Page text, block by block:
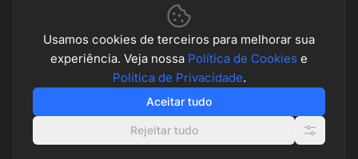
© 2026 Math & Magic. Todos os direitos reservados
Política de PrivacidadeTermos de ServiçoPolítica de Cookies
Configurações de cookies
Usamos cookies de terceiros para melhorar sua
experiência. Veja nossa Política de Cookies e
Política de Privacidade.
Aceitar tudo
Rejeitar tudo